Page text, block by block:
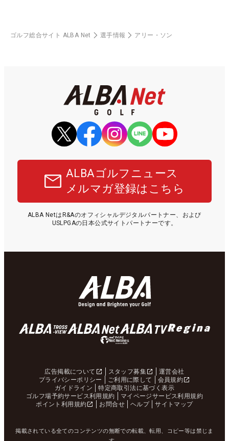
ゴルフ総合サイト ALBA Net 選手情報 アリー・ソン
ALBAゴルフニュース
メルマガ登録はこちら
ALBA NetはR&Aのオフィシャルデジタルパートナー、および
USLPGAの日本公式サイトパートナーです。
広告掲載について スタッフ募集
運営会社
プライバシーポリシー
ご利用に際して
会員規約
ガイドライン
特定商取引法に基づく表示
ゴルフ場予約サービス利用規約
マイページサービス利用規約
ポイント利用規約
お問合せ ヘルプ サイトマップ
掲載されている全てのコンテンツの無断での転載、転用、コピー等は禁じま